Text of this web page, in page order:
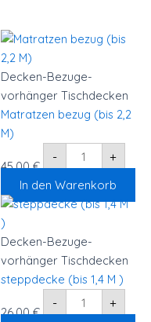
Decken-Bezuge-
vorhänger Tischdecken
Matratzen bezug (bis 2,2
M)
45,00€
-
Matratzen
bezug
M)
Menge
+
In den Warenkorb
Decken-Bezuge-
vorhänger Tischdecken
steppdecke (bis 1,4 M )
26,00€
-
steppdecke
(bis
)
Menge
+